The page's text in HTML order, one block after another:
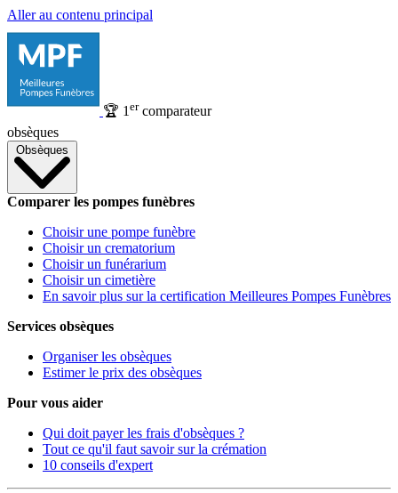
Aller au contenu principal
🏆 1 ercomparateur
obsèques
Obsèques
Comparer les pompes funèbres
Choisir une pompe funèbre
Choisir un crematorium
Choisir un funérarium
Choisir un cimetière
En savoir plus sur la certification Meilleures Pompes Funèbres
Services obsèques
Organiser les obsèques
Estimer le prix des obsèques
Pour vous aider
Qui doit payer les frais d'obsèques ?
Tout ce qu'il faut savoir sur la crémation
10 conseils d'expert